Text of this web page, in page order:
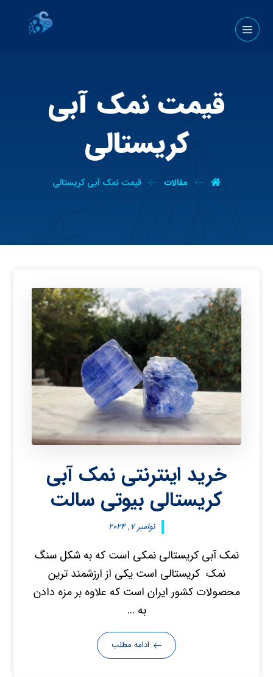
قیمت نمک آبی
کریستالی
مقالات قیمت نمک آبی کریستالی
خرید اینترنتی نمک آبی
کریستالی بیوتی سالت
نوامبر ۷, ۲۰۲۴
نمک آبی کریستالی نمکی است که به شکل سنگ
نمک کریستالی است یکی از ارزشمند ترین
محصولات کشور ایران است که علاوه بر مزه دادن
به ...
ادامه مطلب